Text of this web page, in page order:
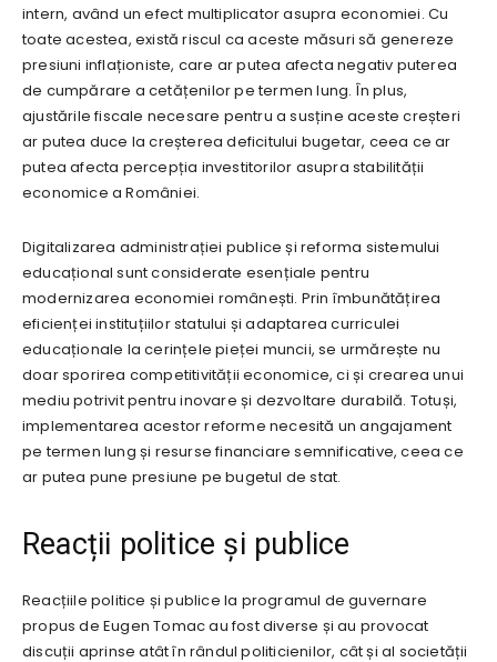
intern, având un efect multiplicator asupra economiei. Cu
toate acestea, există riscul ca aceste măsuri să genereze
presiuni inflaționiste, care ar putea afecta negativ puterea
de cumpărare a cetățenilor pe termen lung. În plus,
ajustările fiscale necesare pentru a susține aceste creșteri
ar putea duce la creșterea deficitului bugetar, ceea ce ar
putea afecta percepția investitorilor asupra stabilității
economice a României.
Digitalizarea administrației publice și reforma sistemului
educațional sunt considerate esențiale pentru
modernizarea economiei românești. Prin îmbunătățirea
eficienței instituțiilor statului și adaptarea curriculei
educaționale la cerințele pieței muncii, se urmărește nu
doar sporirea competitivității economice, ci și crearea unui
mediu potrivit pentru inovare și dezvoltare durabilă. Totuși,
implementarea acestor reforme necesită un angajament
pe termen lung și resurse financiare semnificative, ceea ce
ar putea pune presiune pe bugetul de stat.
Reacții politice și publice
Reacțiile politice și publice la programul de guvernare
propus de Eugen Tomac au fost diverse și au provocat
discuții aprinse atât în rândul politicienilor, cât și al societății